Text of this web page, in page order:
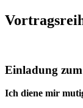
Einladung
Ich diene mir